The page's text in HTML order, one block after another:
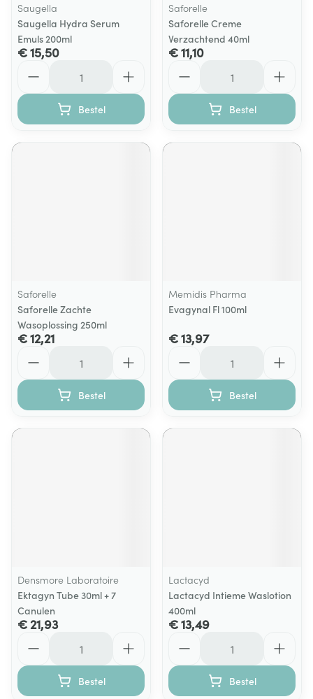
Saugella
Saugella Hydra Serum
Emuls 200ml
€ 15,50
Bestel
Saforelle
Saforelle Creme
Verzachtend 40ml
€ 11,10
Bestel
Saforelle
Saforelle Zachte
Wasoplossing 250ml
€ 12,21
Bestel
Memidis Pharma
Evagynal Fl 100ml
€ 13,97
Bestel
Densmore Laboratoire
Ektagyn Tube 30ml + 7
Canulen
€ 21,93
Bestel
Lactacyd
Lactacyd Intieme Waslotion
400ml
€ 13,49
Bestel